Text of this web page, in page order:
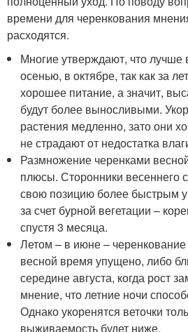
времени для черенкования
расходятся.
Многие утверждают, что лучше
осенью, в октябре, так как за
хорошее питание, а значит,
будут более выносливыми.
растения медленно, зато они
не страдают от недостатка
Размножение черенками
плюсы. Сторонники весеннего
свою позицию более быстрым
за счет бурной вегетации –
спустя 3 месяца.
Летом – в июне –
весной время упущено, либо
середине августа, когда рост
мнение, что летние ночи
Однако укоренятся веточки
выживаемость будет ниже.